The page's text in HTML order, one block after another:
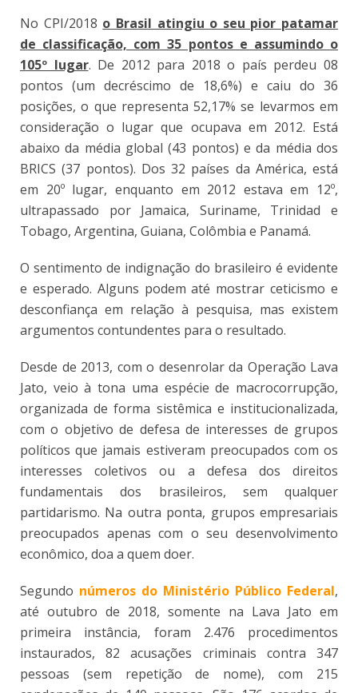
No CPI/2018 o Brasil atingiu o seu pior patamar
de classificação, com 35 pontos e assumindo o
105º lugar. De 2012 para 2018 o país perdeu 08
pontos (um decréscimo de 18,6%) e caiu do 36
posições, o que representa 52,17% se levarmos em
consideração o lugar que ocupava em 2012. Está
abaixo da média global (43 pontos) e da média dos
BRICS (37 pontos). Dos 32 países da América, está
em 20º lugar, enquanto em 2012 estava em 12º,
ultrapassado por Jamaica, Suriname, Trinidad e
Tobago, Argentina, Guiana, Colômbia e Panamá.
O sentimento de indignação do brasileiro é evidente
e esperado. Alguns podem até mostrar ceticismo e
desconfiança em relação à pesquisa, mas existem
argumentos contundentes para o resultado.
Desde de 2013, com o desenrolar da Operação Lava
Jato, veio à tona uma espécie de macrocorrupção,
organizada de forma sistêmica e institucionalizada,
com o objetivo de defesa de interesses de grupos
políticos que jamais estiveram preocupados com os
interesses coletivos ou a defesa dos direitos
fundamentais dos brasileiros, sem qualquer
partidarismo. Na outra ponta, grupos empresariais
preocupados apenas com o seu desenvolvimento
econômico, doa a quem doer.
Segundo números do Ministério Público Federal,
até outubro de 2018, somente na Lava Jato em
primeira instância, foram 2.476 procedimentos
instaurados, 82 acusações criminais contra 347
pessoas (sem repetição de nome), com 215